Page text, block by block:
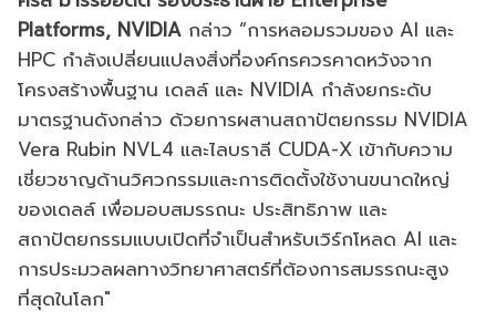
Platforms, NVIDIA กล่าว “การหลอมรวมของ AI และ
HPC กำลังเปลี่ยนแปลงสิ่งที่องค์กรควรคาดหวังจาก
โครงสร้างพื้นฐาน เดลล์ และ NVIDIA กำลังยกระดับ
มาตรฐานดังกล่าว ด้วยการผสานสถาปัตยกรรม NVIDIA
Vera Rubin NVL4 และไลบราลี CUDA-X เข้ากับความ
เชี่ยวชาญด้านวิศวกรรมและการติดตั้งใช้งานขนาดใหญ่
ของเดลล์ เพื่อมอบสมรรถนะ ประสิทธิภาพ และ
สถาปัตยกรรมแบบเปิดที่จำเป็นสำหรับเวิร์กโหลด AI และ
การประมวลผลทางวิทยาศาสตร์ที่ต้องการสมรรถนะสูง
ที่สุดในโลก"